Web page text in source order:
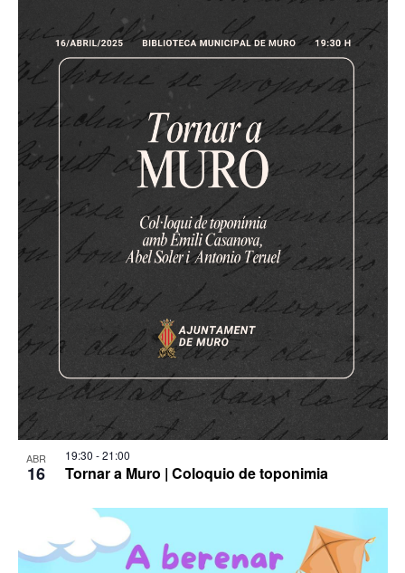
ABR
16 Tornar a Muro | Coloquio de toponimia
19:30 -21:00